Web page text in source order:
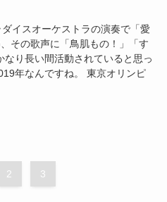
イスオーケストラの演奏で「愛
その歌声に「鳥肌もの！」「す
り長い間活動されていると思っ
年なんですね。 東京オリンピ
2 3